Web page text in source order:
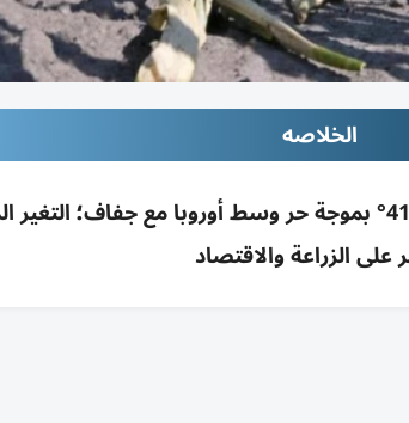
الخلاصه
النمسا وسلوفاكيا تسجلان حرارة قياسية فوق 41° بموجة حر وسط أوروبا
على الزراعة والاقتصاد